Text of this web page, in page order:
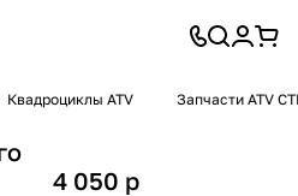
Квадроциклы ATV Запчасти ATV
4 050 p